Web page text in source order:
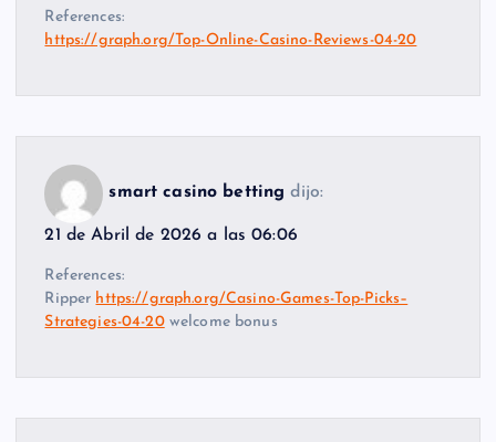
References:
https://graph.org/Top-Online-Casino-Reviews-04-20
smart casino betting dijo:
21 de Abril de 2026 a las 06:06
References:
Ripper https://graph.org/Casino-Games-Top-Picks–
Strategies-04-20welcome bonus